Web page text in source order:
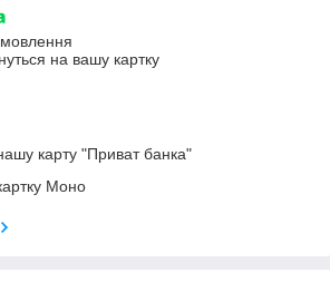
на вашу картку
карту "Приват банка"
Моно